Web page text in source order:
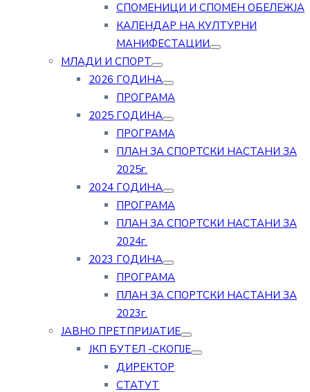
СПОМЕНИЦИ И СПОМЕН ОБЕЛЕЖЈА
КАЛЕНДАР НА КУЛТУРНИ
МАНИФЕСТАЦИИ
МЛАДИ И СПОРТ
2026 ГОДИНА
ПРОГРАМА
2025 ГОДИНА
ПРОГРАМА
ПЛАН ЗА СПОРТСКИ НАСТАНИ ЗА
2025г.
2024 ГОДИНА
ПРОГРАМА
ПЛАН ЗА СПОРТСКИ НАСТАНИ ЗА
2024г.
2023 ГОДИНА
ПРОГРАМА
ПЛАН ЗА СПОРТСКИ НАСТАНИ ЗА
2023г.
ЈАВНО ПРЕТПРИЈАТИЕ
ЈКП БУТЕЛ -СКОПЈЕ
ДИРЕКТОР
СТАТУТ